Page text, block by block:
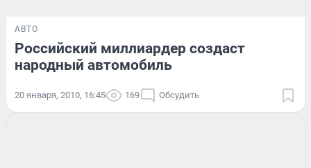
АВТО
Российский миллиардер создаст
народный автомобиль
20 января, 2010, 16:45 169 Обсудить